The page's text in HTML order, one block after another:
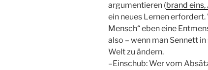
argumentieren (brand
ein neues Lernen
Mensch“ eben eine
also – wenn man Sennett
Welt zu ändern.
–Einschub: Wer vom